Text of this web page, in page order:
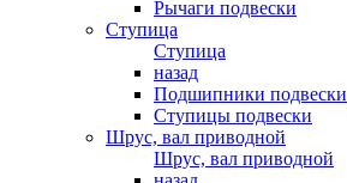
Рычаги подвески
Ступица
Ступица
назад
Подшипники подвески
Ступицы подвески
Шрус, вал приводной
Шрус, вал приводной